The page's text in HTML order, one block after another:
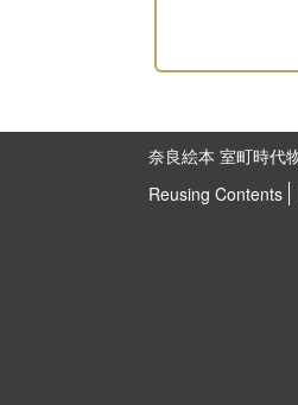
奈良絵本 室町時代
Reusing Contents